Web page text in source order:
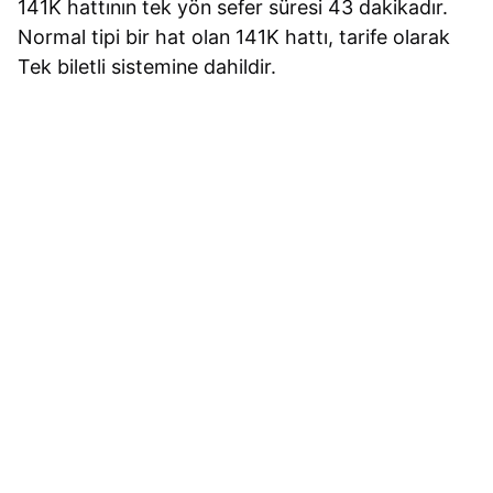
141K hattının tek yön sefer süresi 43 dakikadır.
Normal tipi bir hat olan 141K hattı, tarife olarak
Tek biletli sistemine dahildir.